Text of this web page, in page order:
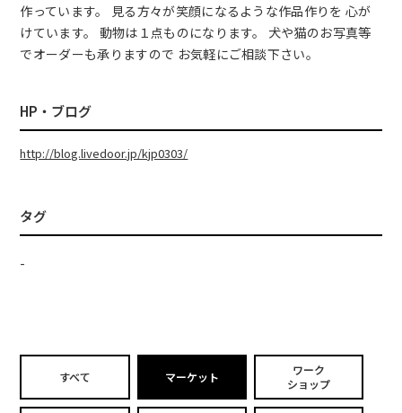
作っています。 見る方々が笑顔になるような作品作りを 心が
けています。 動物は１点ものになります。 犬や猫のお写真等
でオーダーも承りますので お気軽にご相談下さい。
HP・ブログ
http://blog.livedoor.jp/kjp0303/
タグ
-
すべて マーケット
ワーク
ショップ